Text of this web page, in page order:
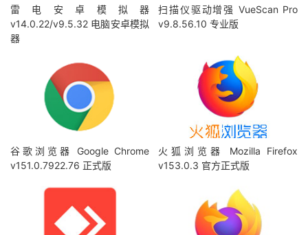
雷电安卓模拟器
v14.0.22/v9.5.32 电脑安卓模拟
器
扫描仪驱动增强 VueScan Pro
v9.8.56.10 专业版
谷歌浏览器 Google Chrome
v151.0.7922.76 正式版
火狐浏览器 Mozilla Firefox
v153.0.3 官方正式版